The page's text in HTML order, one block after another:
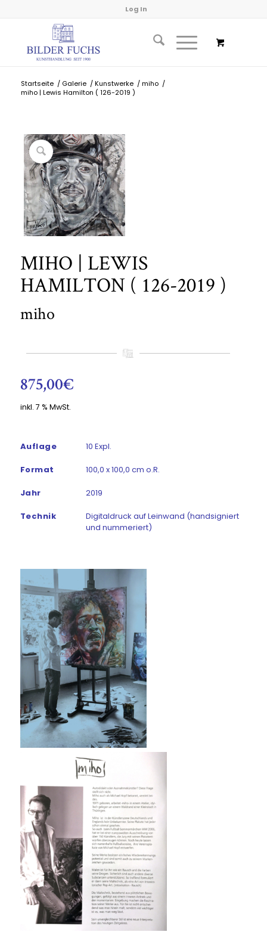
Log In
Startseite / Galerie / Kunstwerke / miho /
miho | Lewis Hamilton ( 126-2019 )
MIHO | LEWIS
HAMILTON ( 126-2019 )
miho
875,00€
inkl. 7 % MwSt.
Auflage 10 Expl.
Format 100,0 x 100,0 cm o.R.
Jahr 2019
Technik
Digitaldruck auf Leinwand (handsigniert
und nummeriert)